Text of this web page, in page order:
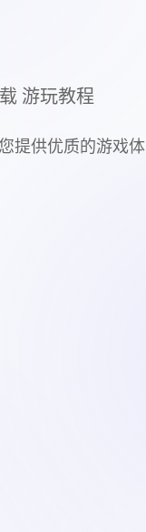
游玩教程
提供优质的游戏体